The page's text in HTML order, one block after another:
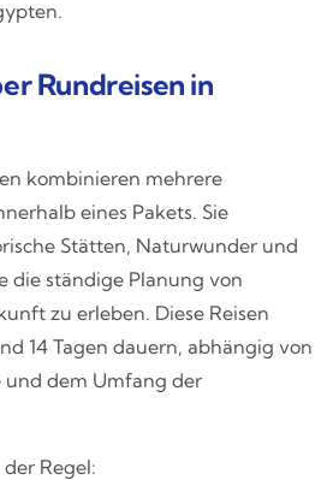
Rundreisen in
kombinieren mehrere
eines Pakets. Sie
Stätten, Naturwunder und
die ständige Planung von
zu erleben. Diese Reisen
14 Tagen dauern, abhängig von
dem Umfang der
Regel: